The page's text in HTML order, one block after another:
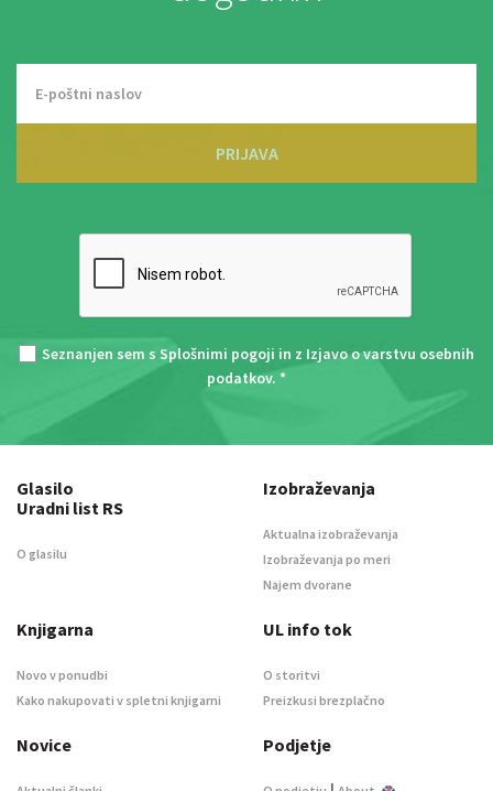
PRIJAVA
Seznanjen sem s Splošnimi pogoji in z Izjavo o varstvu osebnih
podatkov. *
Glasilo
Uradni list RS
O glasilu
Izobraževanja
Aktualna izobraževanja
Izobraževanja po meri
Najem dvorane
Knjigarna
Novo v ponudbi
Kako nakupovati v spletni knjigarni
UL info tok
O storitvi
Preizkusi brezplačno
Novice Podjetje